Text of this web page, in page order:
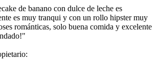
de banano con dulce de leche es
es muy tranqui y con un rollo hipster muy
románticas, solo buena comida y excelente